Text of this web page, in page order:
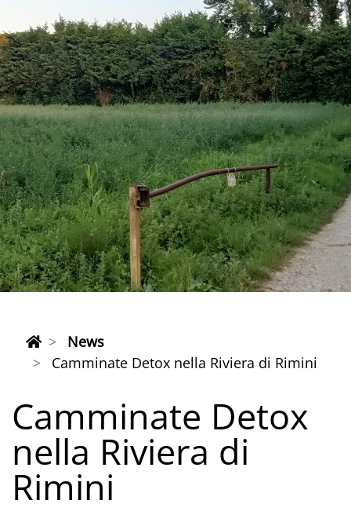
News
Camminate Detox nella Riviera di Rimini
Camminate Detox
nella Riviera di
Rimini